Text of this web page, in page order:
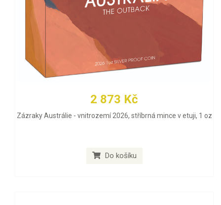
2 873 Kč
Zázraky Austrálie - vnitrozemí 2026, stříbrná mince v etuji, 1 oz
Do košíku